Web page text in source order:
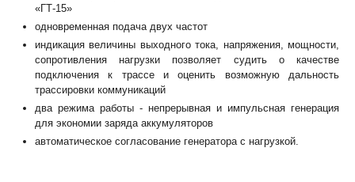
«ГТ-15»
одновременная подача двух частот
индикация величины выходного тока, напряжения, мощности,
сопротивления нагрузки позволяет судить о качестве
подключения к трассе и оценить возможную дальность
трассировки коммуникаций
два режима работы - непрерывная и импульсная генерация
для экономии заряда аккумуляторов
автоматическое согласование генератора с нагрузкой.